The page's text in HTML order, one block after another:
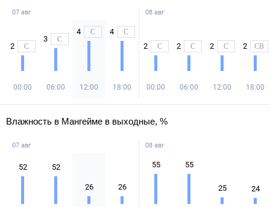
07 авг
2 С
00:00
3 С
06:00
4 С
12:00
4 С
18:00
08 авг
2 С
00:00
2 С
06:00
2 С
12:00
2 СВ
18:00
Влажность в Мангейме в выходные, %
07 авг
52 52
26 26
08 авг
55 55
25 24